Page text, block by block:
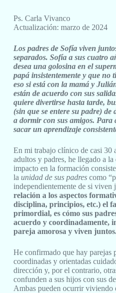
Ps. Carla Vivanco
Actualización: marzo de 2024
Los padres de Sofía viven
separados. Sofía a sus cuatro
desea una golosina en el
papá insistentemente y que no
eso si está con la mamá y
están de acuerdo con sus
quiere divertirse hasta tarde,
(sin que se entere su padre) de
a dormir con sus amigos. Para
sacar un aprendizaje
En mi trabajo clínico de casi 30
adultos y padres, he llegado a
impacto en la formación
la unidad de sus padrescomo
independientemente de si viven
relación a los aspectos
disciplina, principios, etc.) el
primordial, es cómo sus
acuerdo y coordinadamente,
pareja amorosa y viven
He confirmado que hay parejas
coordinadas y orientadas
dirección y, por el contrario,
confunden a sus hijos con sus
Ambas pueden ocurrir viviendo